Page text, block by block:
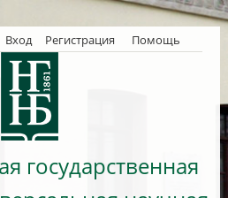
Вход Регистрация Помощь
государственная